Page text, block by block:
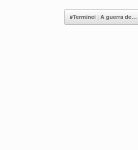
#Terminei | A guerra de…